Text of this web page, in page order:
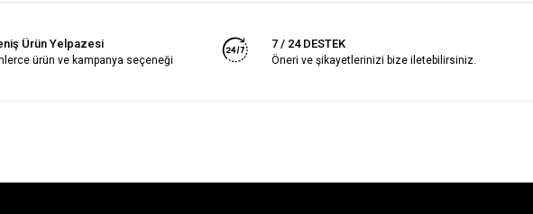
Ürün Yelpazesi
ürün ve kampanya seçeneği
7 / 24 DESTEK
Öneri ve şikayetlerinizi bize iletebilirsiniz.